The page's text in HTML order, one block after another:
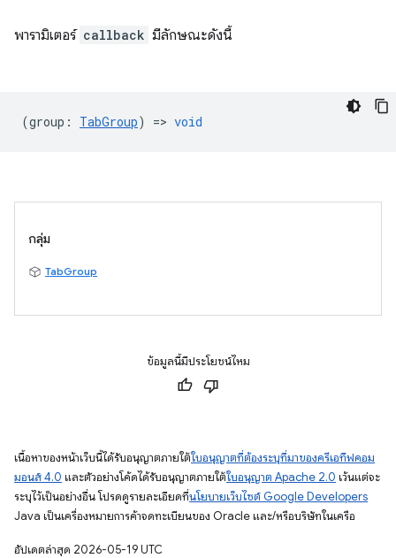
พารามิเตอร์ callback มีลักษณะดังนี้
(group : TabGroup) => void
กลุ่ม
TabGroup
ข้อมูลนี้มีประโยชน์ไหม
เนื้อหาของหน้าเว็บนี้ได้รับอนุญาตภายใต้ใบอนุญาตที่ต้องระบุที่มาของครีเอทีฟคอม
มอนส์ 4.0 และตัวอย่างโค้ดได้รับอนุญาตภายใต้ใบอนุญาต Apache 2.0 เว้นแต่จะ
ระบุไว้เป็นอย่างอื่น โปรดดูรายละเอียดที่นโยบายเว็บไซต์ Google Developers
Java เป็นเครื่องหมายการค้าจดทะเบียนของ Oracle และ/หรือบริษัทในเครือ
อัปเดตล่าสุด 2026-05-19 UTC